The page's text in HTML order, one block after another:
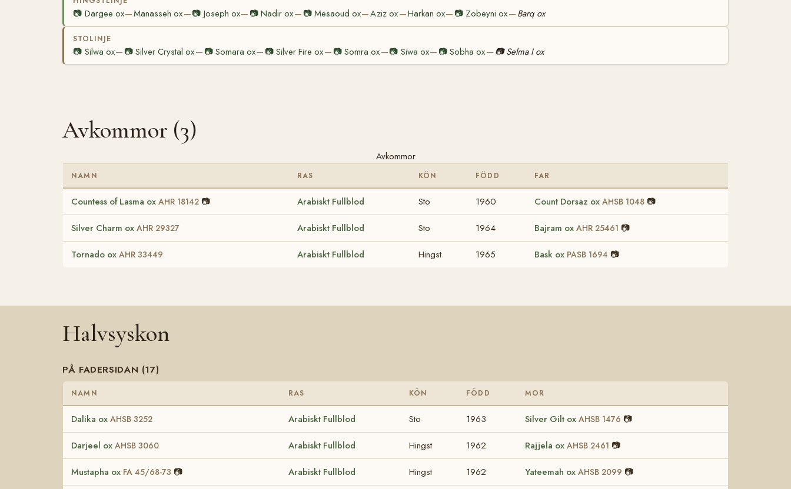
📷 Dargee ox—Manasseh ox—📷 Joseph ox— 📷Nadir ox— 📷 Mesaoud ox—Aziz ox—Harkan ox— 📷 Zobeyni ox— Barq ox
STOLINJE
📷 Silwa ox— 📷Silver Crystal ox— 📷 Somara ox— 📷 Silver Fire ox— 📷Somra ox—📷 Siwa ox— 📷Sobha ox— 📷 Selma I ox
Avkommor (3)
Avkommor
NAMN RAS KÖN FÖDD FAR
Countess of Lasma ox AHR 18142 📷 Arabiskt Fullblod Sto 1960 Count Dorsaz ox AHSB 1048 📷
Silver Charm ox AHR 29327 Arabiskt Fullblod Sto 1964 Bajram ox AHR 25461 📷
Tornado ox AHR 33449 Arabiskt Fullblod Hingst 1965 Bask ox PASB 1694 📷
Halvsyskon
PÅ FADERSIDAN (17)
NAMN RAS KÖN FÖDD MOR
Dalika ox AHSB 3252 Arabiskt Fullblod Sto 1963 Silver Gilt ox AHSB 1476 📷
Darjeel ox AHSB 3060 Arabiskt Fullblod Hingst 1962 Rajjela ox AHSB 2461 📷
Mustapha ox FA 45/68-73 📷 Arabiskt Fullblod Hingst 1962 Yateemah ox AHSB 2099 📷